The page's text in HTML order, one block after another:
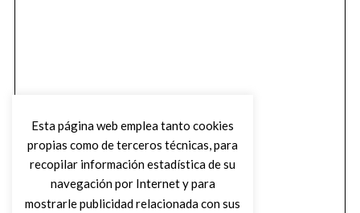
Esta página web emplea tanto cookies
propias como de terceros técnicas, para
recopilar información estadística de su
navegación por Internet y para
mostrarle publicidad relacionada con sus